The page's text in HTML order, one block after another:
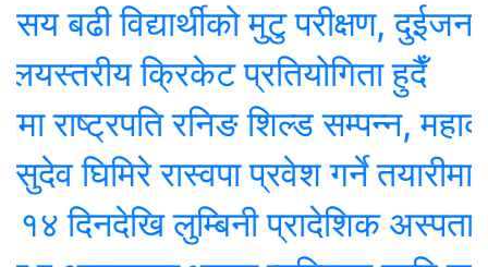
विद्यार्थीको मुटु परीक्षण, दुईजनाको
क्रिकेट प्रतियोगिता हुदैँ
रनिङ शिल्ड सम्पन्न, महाकाली
रास्वपा प्रवेश गर्ने तयारीमा,
लुम्बिनी प्रादेशिक अस्पतालमा